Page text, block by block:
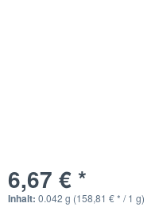
6,67 € *
Inhalt: 0.042 g (158,81 € * / 1 g)